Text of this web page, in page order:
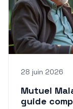
28 juin 2026
Mutuel
guide